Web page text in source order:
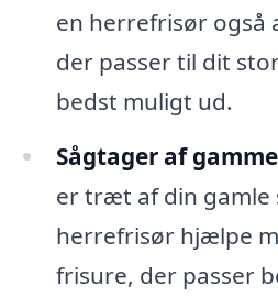
en herrefrisør også
der passer til dit
bedst muligt ud.
Sågtager af
er træt af din gamle
herrefrisør hjælpe
frisure, der passer